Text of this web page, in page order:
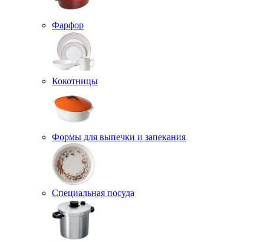
Фарфор
Кокотницы
Формы для выпечки и запекания
Специальная посуда